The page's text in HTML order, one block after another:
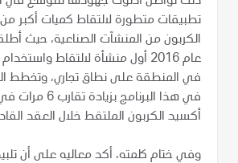
تطبيقات متطورة لالتقاط كميات أكبر
الكربون من المنشآت الصناعية، حيث
عام 2016 أول منشأة لالتقاط
في المنطقة على نطاق تجاري، وتخطط
في هذا البرنامج
أكسيد الكربون الملتقط خلال العقد
وفي ختام كلمته، أكد معاليه على أن